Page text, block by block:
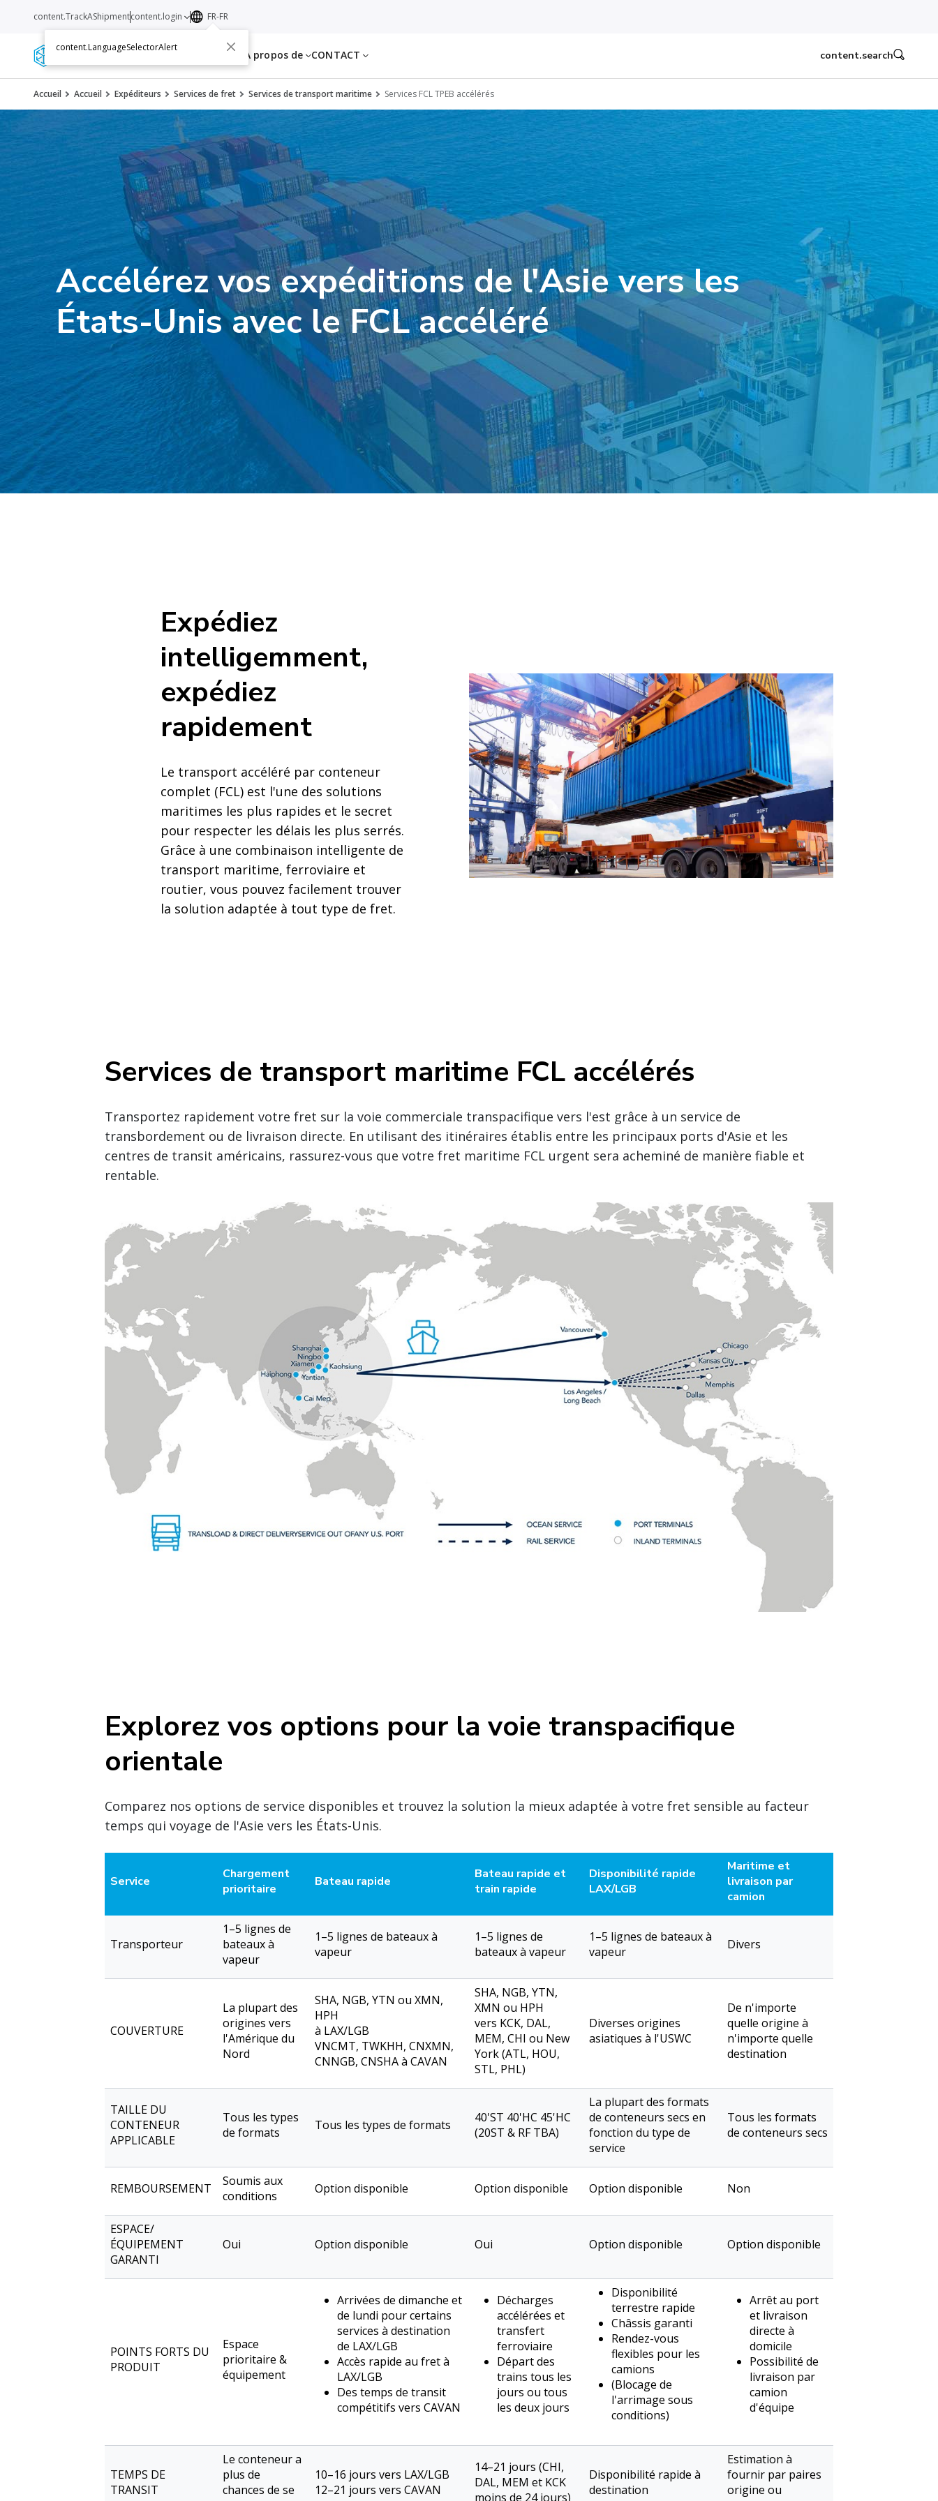
Services Ressources A propos de CONTACT
content.TrackAShipmentcontent.login FR-FR
content.LanguageSelectorAlert
content.search
Accueil Accueil Expéditeurs Services de fret Services de transport maritime Services FCL TPEB accélérés
Accélérez vos expéditions de l'Asie vers les
États-Unis avec le FCL accéléré
Expédiez
intelligemment,
expédiez
rapidement
Le transport accéléré par conteneur
complet (FCL) est l'une des solutions
maritimes les plus rapides et le secret
pour respecter les délais les plus serrés.
Grâce à une combinaison intelligente de
transport maritime, ferroviaire et
routier, vous pouvez facilement trouver
la solution adaptée à tout type de fret.
Services de transport maritime FCL accélérés
Transportez rapidement votre fret sur la voie commerciale transpacifique vers l'est grâce à un service de
transbordement ou de livraison directe. En utilisant des itinéraires établis entre les principaux ports d'Asie et les
centres de transit américains, rassurez-vous que votre fret maritime FCL urgent sera acheminé de manière fiable et
rentable.
Explorez vos options pour la voie transpacifique
orientale
Comparez nos options de service disponibles et trouvez la solution la mieux adaptée à votre fret sensible au facteur
temps qui voyage de l'Asie vers les États-Unis.
Service
Chargement
prioritaire
Bateau rapide
Bateau rapide et
train rapide
Disponibilité rapide
LAX/LGB
Maritime et
livraison par
camion
Transporteur
1–5 lignes de
bateaux à
vapeur
1–5 lignes de bateaux à
vapeur
1–5 lignes de
bateaux à vapeur
1–5 lignes de bateaux à
vapeur
Divers
COUVERTURE
La plupart des
origines vers
l'Amérique du
Nord
SHA, NGB, YTN ou XMN,
HPH
à LAX/LGB
VNCMT, TWKHH, CNXMN,
CNNGB, CNSHA à CAVAN
SHA, NGB, YTN,
XMN ou HPH
vers KCK, DAL,
MEM, CHI ou New
York (ATL, HOU,
STL, PHL)
Diverses origines
asiatiques à l'USWC
De n'importe
quelle origine à
n'importe quelle
destination
TAILLE DU
CONTENEUR
APPLICABLE
Tous les types
de formats
Tous les types de formats
40'ST 40'HC 45'HC
(20ST & RF TBA)
La plupart des formats
de conteneurs secs en
fonction du type de
service
Tous les formats
de conteneurs secs
REMBOURSEMENT
Soumis aux
conditions
Option disponible Option disponible Option disponible Non
ESPACE/
ÉQUIPEMENT
GARANTI
Oui Option disponible Oui Option disponible Option disponible
POINTS FORTS DU
PRODUIT
Espace
prioritaire &
équipement
Arrivées de dimanche et
de lundi pour certains
services à destination
de LAX/LGB
Accès rapide au fret à
LAX/LGB
Des temps de transit
compétitifs vers CAVAN
Décharges
accélérées et
transfert
ferroviaire
Départ des
trains tous les
jours ou tous
les deux jours
Disponibilité
terrestre rapide
Châssis garanti
Rendez-vous
flexibles pour les
camions
(Blocage de
l'arrimage sous
conditions)
Arrêt au port
et livraison
directe à
domicile
Possibilité de
livraison par
camion
d'équipe
TEMPS DE
TRANSIT
Le conteneur a
plus de
chances de se
10–16 jours vers LAX/LGB
12–21 jours vers CAVAN
14–21 jours (CHI,
DAL, MEM et KCK
moins de 24 jours)
Disponibilité rapide à
destination
Estimation à
fournir par paires
origine ou